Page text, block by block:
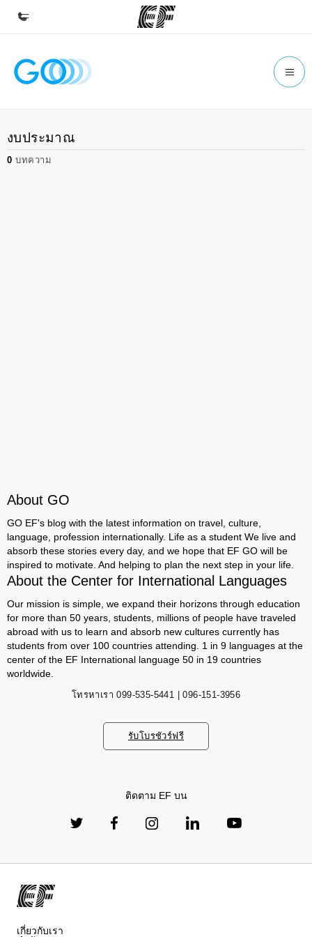
หน้าหลัก
ดูโปรแกรมทั้งหมด
สำนักงาน
งบประมาณ
0 บทความ
About GO
GO EF's blog with the latest information on travel, culture,
language, profession internationally. Life as a student We live and
absorb these stories every day, and we hope that EF GO will be
inspired to motivate. And helping to plan the next step in your life.
About the Center for International Languages
Our mission is simple, we expand their horizons through education
for more than 50 years, students, millions of people have traveled
abroad with us to learn and absorb new cultures currently has
students from over 100 countries attending. 1 in 9 languages ​​at the
center of the EF International language 50 in 19 countries
worldwide.
โทรหาเรา 099-535-5441 | 096-151-3956
รับโบรชัวร์ฟรี
ติดตาม EF บน
เกี่ยวกับเรา